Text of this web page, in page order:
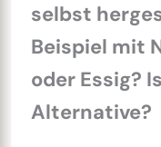
selbst
Beispiel mit
oder Essig?
Alternative?